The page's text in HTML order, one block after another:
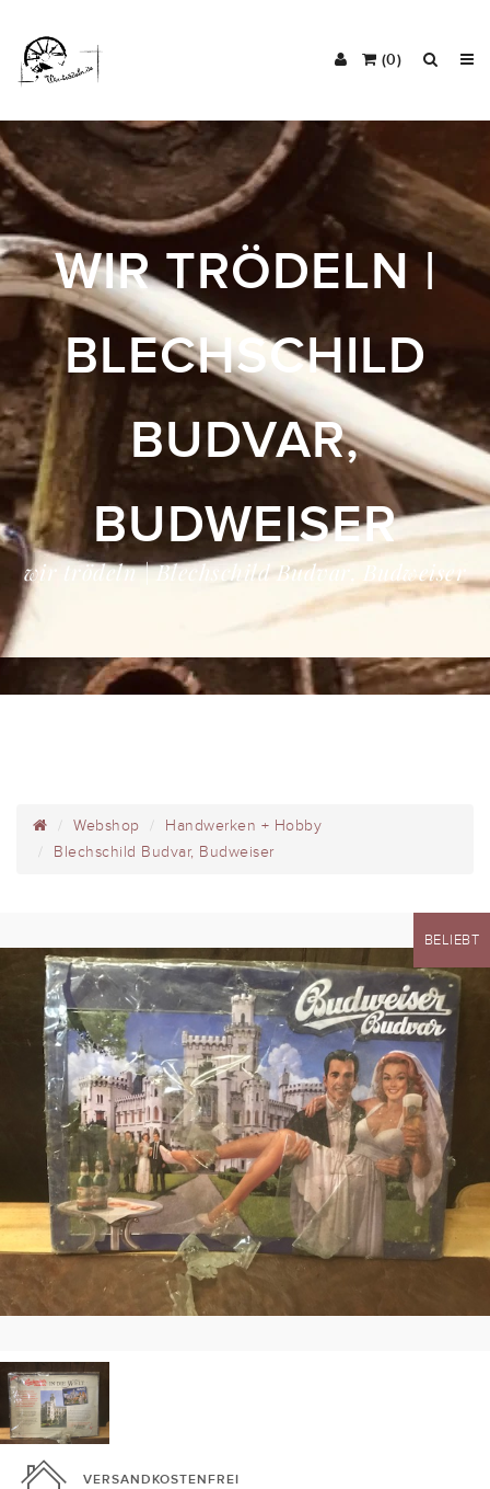
(0)
WIR TRÖDELN |
BLECHSCHILD
BUDVAR,
BUDWEISER
wir trödeln | Blechschild Budvar, Budweiser
Webshop
Handwerken + Hobby
Blechschild Budvar, Budweiser
BELIEBT
VERSANDKOSTENFREI